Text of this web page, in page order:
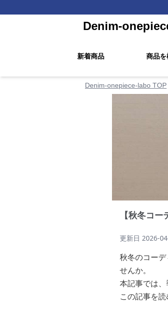
Denim-
新着商品 商品
Denim-onepiece-labo TOP
【秋冬コ
更新日 2026-
秋冬のコー
せんか。
本記事では
この記事を